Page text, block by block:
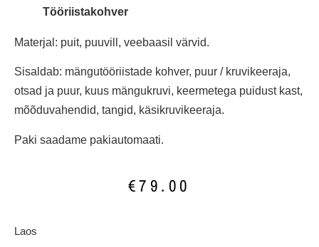
Tööriistakohver
Materjal: puit, puuvill, veebaasil värvid.
Sisaldab: mängutööriistade kohver, puur / kruvikeeraja,
otsad ja puur, kuus mängukruvi, keermetega puidust kast,
mõõduvahendid, tangid, käsikruvikeeraja.
Paki saadame pakiautomaati.
€79.00
Laos